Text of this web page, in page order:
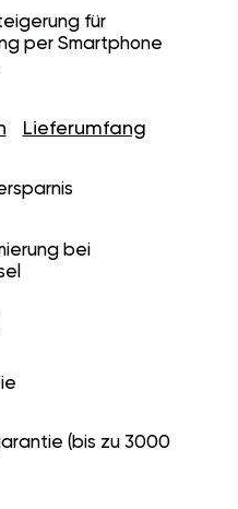
für
per Smartphone
Lieferumfang
bei
(bis zu 3000